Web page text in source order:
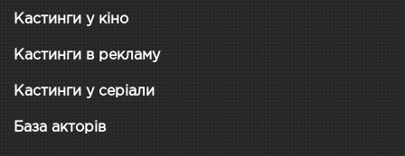
Кастинги у кіно
Кастинги в рекламу
Кастинги у серіали
База акторів